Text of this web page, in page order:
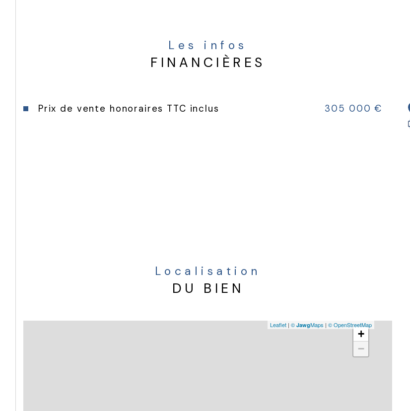
Les infos
FINANCIÈRES
Prix de vente honoraires TTC inclus 305 000 €
Localisation
DU BIEN
+
−
Leaflet |©JawgMaps |© OpenStreetMap